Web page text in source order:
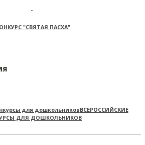
"СВЯТАЯ ПАСХА"
ВСЕРОССИЙСКИЕ
ДЛЯ ДОШКОЛЬНИКОВ